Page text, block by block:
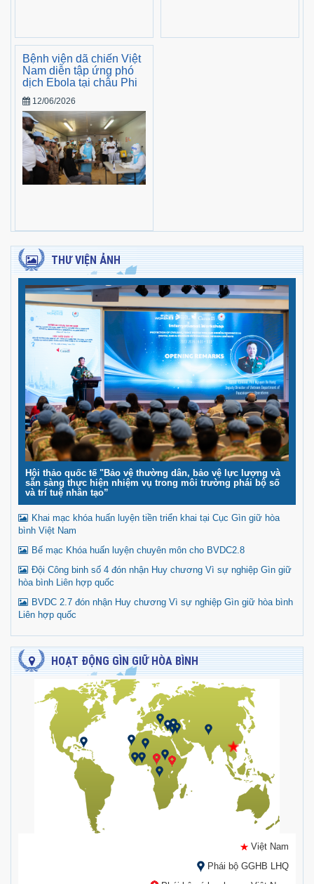
Bệnh viện dã chiến Việt
Nam diễn tập ứng phó
dịch Ebola tại châu Phi
12/06/2026
THƯ VIỆN ẢNH
Hội thảo quốc tế "Bảo vệ thường dân, bảo vệ lực lượng và
sẵn sàng thực hiện nhiệm vụ trong môi trường phái bộ số
và trí tuệ nhân tạo”
Khai mạc khóa huấn luyện tiền triển khai tại Cục Gìn giữ hòa
bình Việt Nam
Bế mạc Khóa huấn luyện chuyên môn cho BVDC2.8
Đội Công binh số 4 đón nhận Huy chương Vì sự nghiệp Gìn giữ
hòa bình Liên hợp quốc
BVDC 2.7 đón nhận Huy chương Vì sự nghiệp Gìn giữ hòa bình
Liên hợp quốc
HOẠT ĐỘNG GÌN GIỮ HÒA BÌNH
Việt Nam
Phái bộ GGHB LHQ